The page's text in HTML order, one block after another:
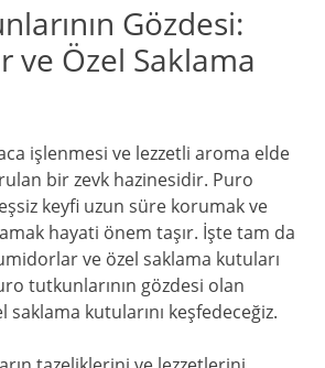
Gözdesi:
ve Özel Saklama
işlenmesi ve lezzetli aroma elde
bir zevk hazinesidir. Puro
keyfi uzun süre korumak ve
hayati önem taşır. İşte tam da
ve özel saklama kutuları
tutkunlarının gözdesi olan
saklama kutularını keşfedeceğiz.